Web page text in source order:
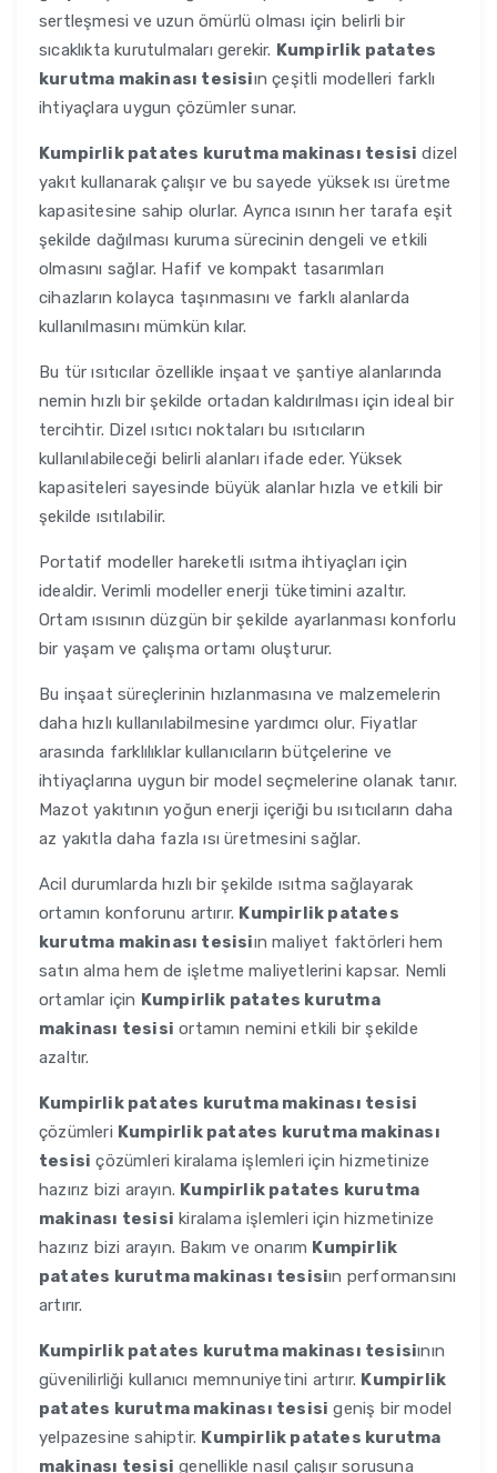
sertleşmesi ve uzun ömürlü olması için belirli bir
sıcaklıkta kurutulmaları gerekir. Kumpirlik patates
kurutma makinası tesisiın çeşitli modelleri farklı
ihtiyaçlara uygun çözümler sunar.
Kumpirlik patates kurutma makinası tesisi dizel
yakıt kullanarak çalışır ve bu sayede yüksek ısı üretme
kapasitesine sahip olurlar. Ayrıca ısının her tarafa eşit
şekilde dağılması kuruma sürecinin dengeli ve etkili
olmasını sağlar. Hafif ve kompakt tasarımları
cihazların kolayca taşınmasını ve farklı alanlarda
kullanılmasını mümkün kılar.
Bu tür ısıtıcılar özellikle inşaat ve şantiye alanlarında
nemin hızlı bir şekilde ortadan kaldırılması için ideal bir
tercihtir. Dizel ısıtıcı noktaları bu ısıtıcıların
kullanılabileceği belirli alanları ifade eder. Yüksek
kapasiteleri sayesinde büyük alanlar hızla ve etkili bir
şekilde ısıtılabilir.
Portatif modeller hareketli ısıtma ihtiyaçları için
idealdir. Verimli modeller enerji tüketimini azaltır.
Ortam ısısının düzgün bir şekilde ayarlanması konforlu
bir yaşam ve çalışma ortamı oluşturur.
Bu inşaat süreçlerinin hızlanmasına ve malzemelerin
daha hızlı kullanılabilmesine yardımcı olur. Fiyatlar
arasında farklılıklar kullanıcıların bütçelerine ve
ihtiyaçlarına uygun bir model seçmelerine olanak tanır.
Mazot yakıtının yoğun enerji içeriği bu ısıtıcıların daha
az yakıtla daha fazla ısı üretmesini sağlar.
Acil durumlarda hızlı bir şekilde ısıtma sağlayarak
ortamın konforunu artırır. Kumpirlik patates
kurutma makinası tesisiın maliyet faktörleri hem
satın alma hem de işletme maliyetlerini kapsar. Nemli
ortamlar için Kumpirlik patates kurutma
makinası tesisi ortamın nemini etkili bir şekilde
azaltır.
Kumpirlik patates kurutma makinası tesisi
çözümleri Kumpirlik patates kurutma makinası
tesisi çözümleri kiralama işlemleri için hizmetinize
hazırız bizi arayın. Kumpirlik patates kurutma
makinası tesisi kiralama işlemleri için hizmetinize
hazırız bizi arayın. Bakım ve onarım Kumpirlik
patates kurutma makinası tesisiın performansını
artırır.
Kumpirlik patates kurutma makinası tesisiının
güvenilirliği kullanıcı memnuniyetini artırır. Kumpirlik
patates kurutma makinası tesisi geniş bir model
yelpazesine sahiptir. Kumpirlik patates kurutma
makinası tesisi genellikle nasıl çalışır sorusuna